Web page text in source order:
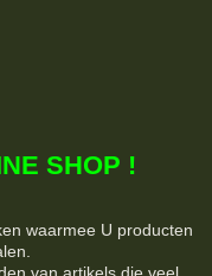
SHOP !
waarmee U producten